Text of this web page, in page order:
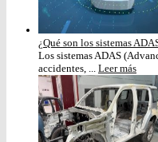
¿Qué son los sistemas
Los sistemas ADAS
accidentes, ... Leer más